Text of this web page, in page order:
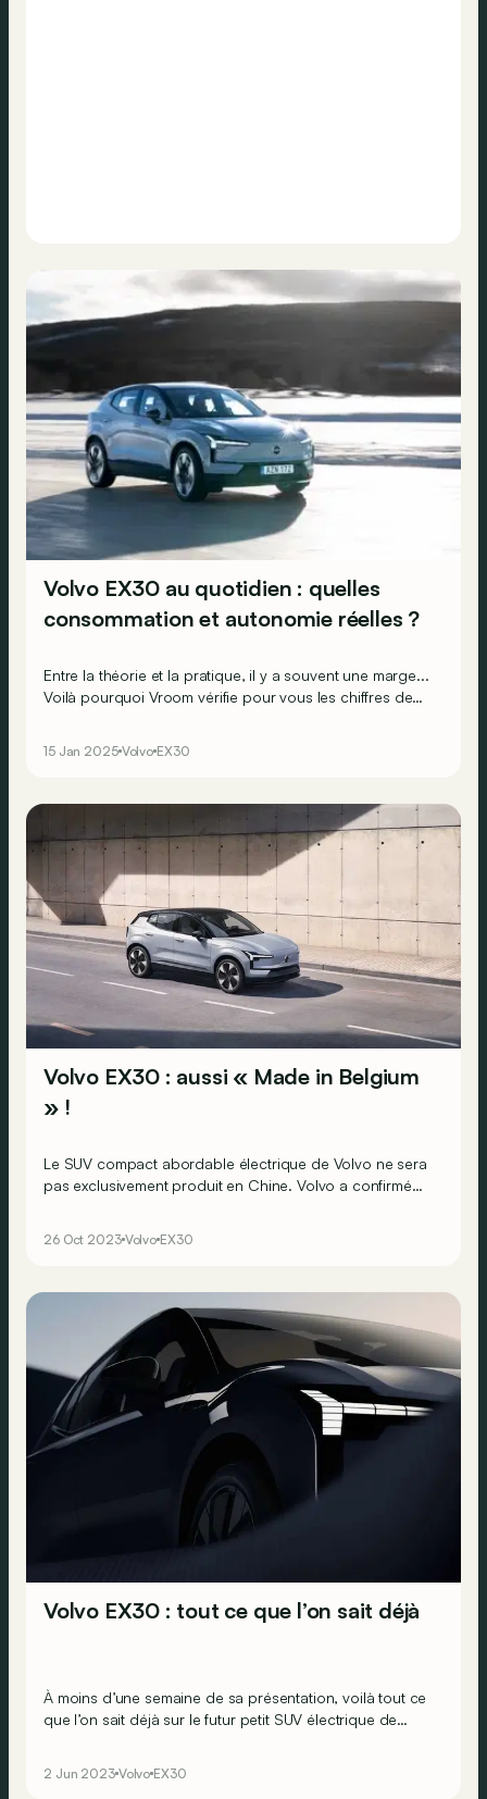
Volvo EX30 au quotidien : quelles
consommation et autonomie réelles ?
Entre la théorie et la pratique, il y a souvent une marge...
Voilà pourquoi Vroom vérifie pour vous les chiffres de
prend le volant du Volvo EX30 Extended Range en plein
15 Jan 2025 Volvo EX30
Volvo EX30 : aussi « Made in Belgium
» !
Le SUV compact abordable électrique de Volvo ne sera
pas exclusivement produit en Chine. Volvo a confirmé
le site belge de Gand qui l’assemblera dès 2025.
26 Oct 2023 Volvo EX30
Volvo EX30 : tout ce que l’on sait déjà
À moins d’une semaine de sa présentation, voilà tout ce
que l’on sait déjà sur le futur petit SUV électrique de
2 Jun 2023 Volvo EX30